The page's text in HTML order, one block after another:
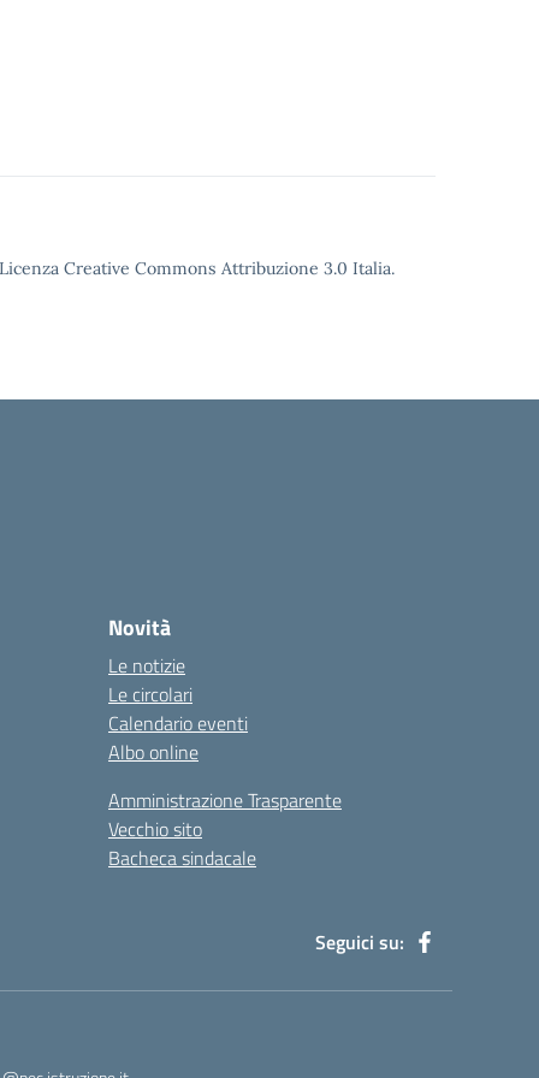
Creative Commons Attribuzione 3.0 Italia.
Novità
Le notizie
Le circolari
Calendario eventi
Albo online
Amministrazione Trasparente
Vecchio sito
Bacheca sindacale
Seguici su: